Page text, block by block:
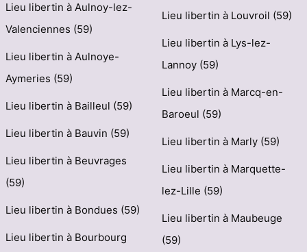
Lieu libertin à Aulnoy-lez-
Valenciennes (59)
Lieu libertin à Aulnoye-
Aymeries (59)
Lieu libertin à Bailleul (59)
Lieu libertin à Bauvin (59)
Lieu libertin à Beuvrages
(59)
Lieu libertin à Bondues (59)
Lieu libertin à Bourbourg
Lieu libertin à Louvroil (59)
Lieu libertin à Lys-lez-
Lannoy (59)
Lieu libertin à Marcq-en-
Baroeul (59)
Lieu libertin à Marly (59)
Lieu libertin à Marquette-
lez-Lille (59)
Lieu libertin à Maubeuge
(59)